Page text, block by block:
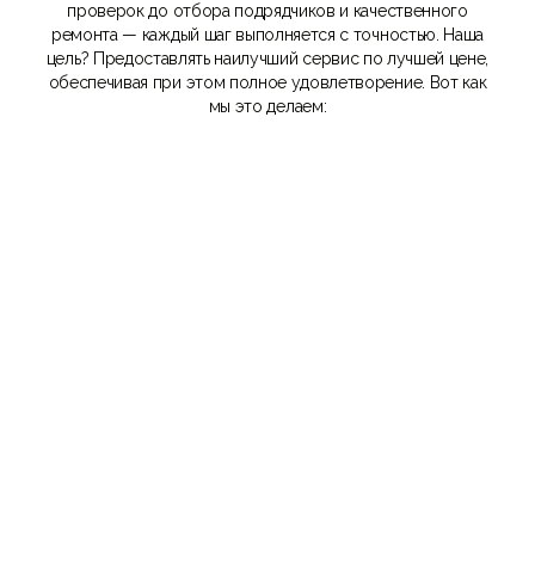
проверок до отбора подрядчиков и качественного
ремонта — каждый шаг выполняется с точностью. Наша
цель? Предоставлять наилучший сервис по лучшей цене,
обеспечивая при этом полное удовлетворение. Вот как
мы это делаем: